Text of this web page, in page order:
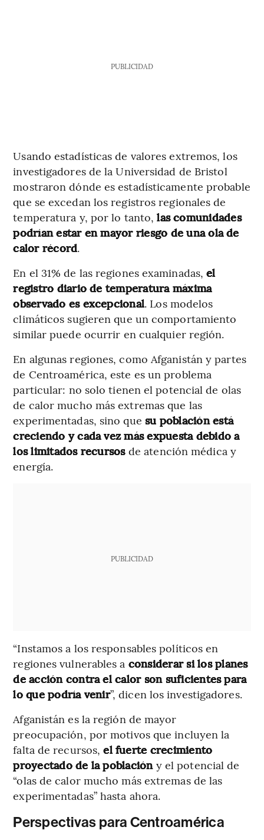
PUBLICIDAD
Usando estadísticas de valores extremos, los
investigadores de la Universidad de Bristol
mostraron dónde es estadísticamente probable
que se excedan los registros regionales de
temperatura y, por lo tanto,las comunidades
podrían estar en mayor riesgo de una ola de
calor récord.
En el 31% de las regiones examinadas,el
registro diario de temperatura máxima
observado es excepcional. Los modelos
climáticos sugieren que un comportamiento
similar puede ocurrir en cualquier región.
En algunas regiones, como Afganistán y partes
de Centroamérica, este es un problema
particular: no solo tienen el potencial de olas
de calor mucho más extremas que las
experimentadas, sino que su población está
creciendo y cada vez más expuesta debido a
los limitados recursos de atención médica y
energía.
PUBLICIDAD
“Instamos a los responsables políticos en
regiones vulnerables a considerar si los planes
de acción contra el calor son suficientes para
lo que podría venir”, dicen los investigadores.
Afganistán es la región de mayor
preocupación, por motivos que incluyen la
falta de recursos,el fuerte crecimiento
proyectado de la poblacióny el potencial de
“olas de calor mucho más extremas de las
experimentadas” hasta ahora.
Perspectivas para Centroamérica